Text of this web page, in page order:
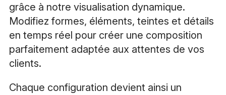
grâce à notre visualisation dynamique.
Modifiez formes, éléments, teintes et détails
en temps réel pour créer une composition
parfaitement adaptée aux attentes de vos
clients.
Chaque configuration devient ainsi un